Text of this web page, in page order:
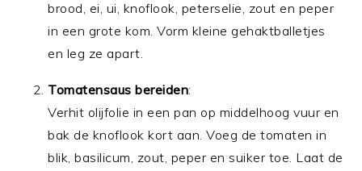
brood, ei, ui, knoflook, peterselie, zout en peper
in een grote kom. Vorm kleine gehaktballetjes
en leg ze apart.
Tomatensaus bereiden:
Verhit olijfolie in een pan op middelhoog vuur en
bak de knoflook kort aan. Voeg de tomaten in
blik, basilicum, zout, peper en suiker toe. Laat de